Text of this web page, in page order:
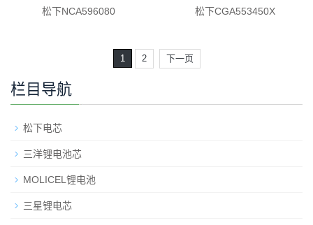
松下NCA596080 松下CGA553450X
1 2 下一页
栏目导航
松下电芯
三洋锂电池芯
MOLICEL锂电池
三星锂电芯